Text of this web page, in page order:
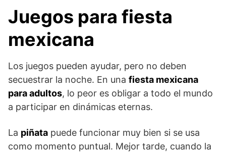
Juegos para fiesta
mexicana
Los juegos pueden ayudar, pero no deben
secuestrar la noche. En una fiesta mexicana
para adultos, lo peor es obligar a todo el mundo
a participar en dinámicas eternas.
La piñata puede funcionar muy bien si se usa
como momento puntual. Mejor tarde, cuando la